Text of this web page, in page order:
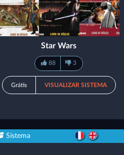
Star Wars
88 3
Grátis VISUALIZAR SISTEMA
Sistema